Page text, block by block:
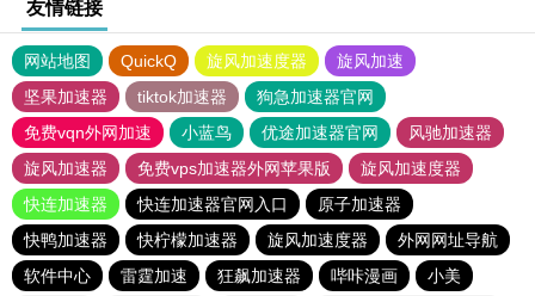
友情链接
网站地图 QuickQ 旋风加速度器
旋风加速
坚果加速器
tiktok加速器
狗急加速器官网
免费vqn外网加速
小蓝鸟 优途加速器官网
风驰加速器
旋风加速器
免费vps加速器外网苹果版
旋风加速度器
快连加速器
快连加速器官网入口
原子加速器
快鸭加速器
快柠檬加速器 旋风加速度器
外网网址导航
软件中心
雷霆加速 狂飙加速器 哔咔漫画
小美